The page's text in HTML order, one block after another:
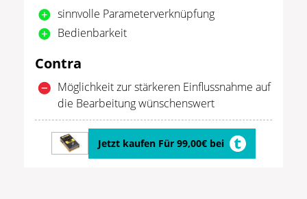
sinnvolle Parameterverknüpfung
Bedienbarkeit
Contra
Möglichkeit zur stärkeren Einflussnahme auf
die Bearbeitung wünschenswert
Jetzt kaufen Für 99,00€ bei